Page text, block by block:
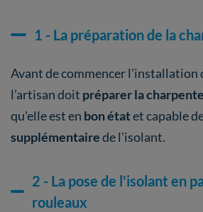
1 - La préparation de la
Avant de commencer l'installation
l’artisan doit préparer la charpente
qu'elle est en bon étatet capable
supplémentairede l'isolant.
2 - La pose de l'isolant en
rouleaux